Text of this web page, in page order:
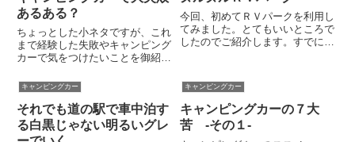
あるある？
ちょっとした小ネタですが、これ
まで経験した失敗やキャンピング
カーで気をつけたいことを御紹介
はいないと思いますが、うっかり
ミスで楽しいキャラバンを台無し
にしないように気をつけましょ
う。１ エントランスドア北風が
吹...
今回、初めてＲＶパークを利用し
てみました。とてもいいところで
したのでご紹介します。すでにご
しているキャンピングカーオーナ
ーや車中泊ファンのための「快適
に安心して車中泊が出来る...
キャンピングカー
それでも道の駅で車中泊す
る白黒じゃない明るいグレ
キャンピングカー
キャンピングカーの７大
苦 -その１-